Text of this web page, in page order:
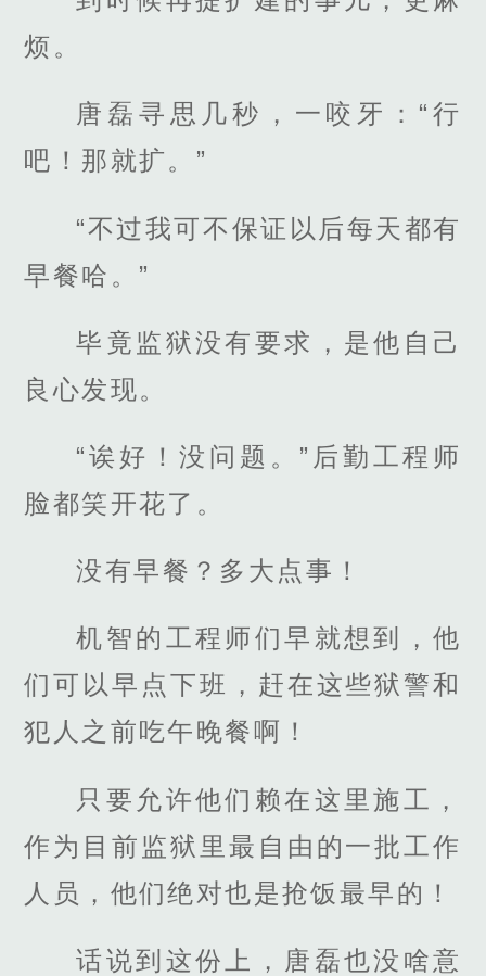
烦。
唐磊寻思几秒，一咬牙：“行
吧！那就扩。”
“不过我可不保证以后每天都有
早餐哈。”
毕竟监狱没有要求，是他自己
良心发现。
“诶好！没问题。”后勤工程师
脸都笑开花了。
没有早餐？多大点事！
机智的工程师们早就想到，他
们可以早点下班，赶在这些狱警和
犯人之前吃午晚餐啊！
只要允许他们赖在这里施工，
作为目前监狱里最自由的一批工作
人员，他们绝对也是抢饭最早的！
话说到这份上，唐磊也没啥意